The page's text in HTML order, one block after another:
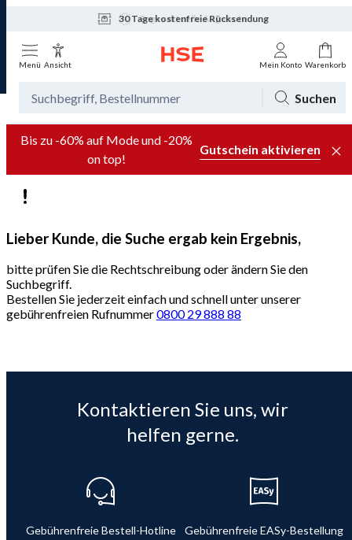
30 Tage kostenfreie Rücksendung
Tagesaktuelle Angebote
Menü Ansicht Mein Konto Warenkorb
Suchen
Bis zu -60% auf Mode und -20%
on top!
Gutschein aktivieren
Lieber Kunde, die Suche ergab kein Ergebnis,
bitte prüfen Sie die Rechtschreibung oder ändern Sie den
Suchbegriff.
Bestellen Sie jederzeit einfach und schnell unter unserer
gebührenfreien Rufnummer0800 29 888 88
Kontaktieren Sie uns, wir
helfen gerne.
Gebührenfreie Bestell-Hotline Gebührenfreie EASy-Bestellung